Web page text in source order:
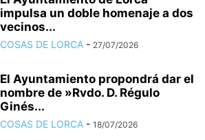
impulsa un doble homenaje a dos
vecinos...
COSAS DE LORCA - 27/07/2026
El Ayuntamiento propondrá dar el
nombre de »Rvdo. D. Régulo
Ginés...
COSAS DE LORCA - 18/07/2026